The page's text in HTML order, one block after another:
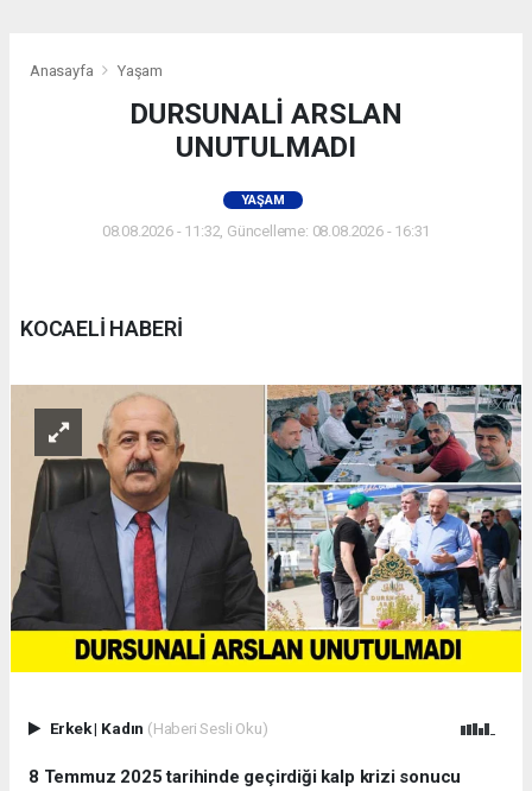
Anasayfa Yaşam
DURSUNALİ ARSLAN
UNUTULMADI
YAŞAM
08.08.2026 - 11:32, Güncelleme: 08.08.2026 - 16:31
KOCAELİ HABERİ
Erkek| Kadın (Haberi Sesli Oku)
8 Temmuz 2025 tarihinde geçirdiği kalp krizi sonucu